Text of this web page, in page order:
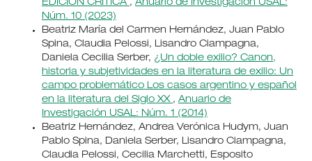
EDICIÓN CRÍTICA , Anuario de Investigación USAL:
Núm. 10 (2023)
Beatriz María del Carmen Hernández, Juan Pablo
Spina, Claudia Pelossi, Lisandro Ciampagna,
Daniela Cecilia Serber, ¿Un doble exilio? Canon,
historia y subjetividades en la literatura de exilio: Un
campo problemático Los casos argentino y español
en la literatura del Siglo XX , Anuario de
Investigación USAL: Núm. 1 (2014)
Beatriz Hernández, Andrea Verónica Hudym, Juan
Pablo Spina, Daniela Serber, Lisandro Ciampagna,
Claudia Pelossi, Cecilia Marchetti, Esposito